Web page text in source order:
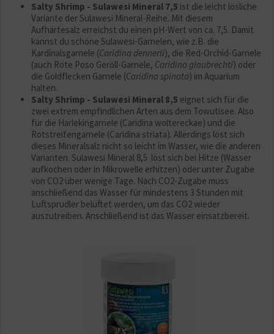
Salty Shrimp - Sulawesi Mineral 7,5 ist die leicht lösliche
Variante der Sulawesi Mineral-Reihe. Mit diesem
Aufhärtesalz erreichst du einen pH-Wert von ca. 7,5. Damit
kannst du schöne Sulawesi-Garnelen, wie z.B. die
Kardinalsgarnele (Caridina dennerli), die Red-Orchid-Garnele
(auch Rote Poso Geröll-Garnele, Caridina glaubrechti) oder
die Goldflecken Garnele (Caridina spinata) im Aquarium
halten.
Salty Shrimp - Sulawesi Mineral 8,5 eignet sich für die
zwei extrem empfindlichen Arten aus dem Towutisee. Also
für die Harlekingarnele (Caridina woltereckae) und die
Rotstreifengarnele (Caridina striata). Allerdings löst sich
dieses Mineralsalz nicht so leicht im Wasser, wie die anderen
Varianten. Sulawesi Mineral 8,5 löst sich bei Hitze (Wasser
aufkochen oder in Mikrowelle erhitzen) oder unter Zugabe
von CO2 über wenige Tage. Nach CO2-Zugabe muss
anschließend das Wasser für mindestens 3 Stunden mit
Luftsprudler belüftet werden, um das CO2 wieder
auszutreiben. Anschließend ist das Wasser einsatzbereit.